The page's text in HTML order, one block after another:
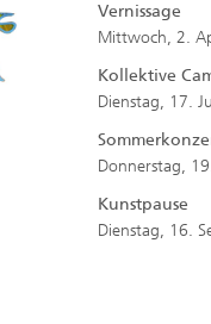
Vernissage
Mittwoch, 2.
Kollektive
Dienstag, 17.
Donnerstag,
Kunstpause
Dienstag, 16.